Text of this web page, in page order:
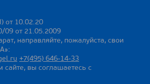
от 10.02.20
09 от 21.05.2009
направляйте, пожалуйста, свои
+7(495) 646-14-33
вы соглашаетесь с